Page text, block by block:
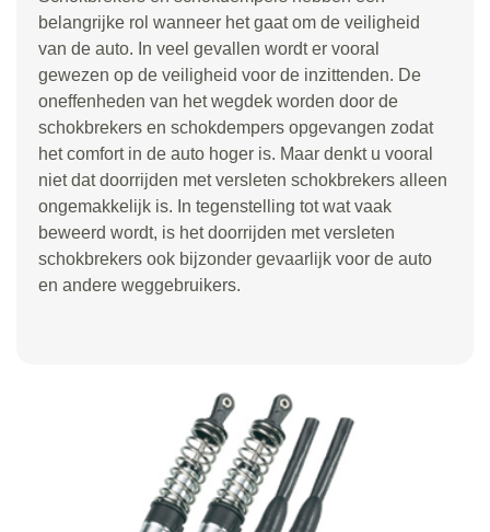
belangrijke rol wanneer het gaat om de veiligheid
van de auto. In veel gevallen wordt er vooral
gewezen op de veiligheid voor de inzittenden. De
oneffenheden van het wegdek worden door de
schokbrekers en schokdempers opgevangen zodat
het comfort in de auto hoger is. Maar denkt u vooral
niet dat doorrijden met versleten schokbrekers alleen
ongemakkelijk is. In tegenstelling tot wat vaak
beweerd wordt, is het doorrijden met versleten
schokbrekers ook bijzonder gevaarlijk voor de auto
en andere weggebruikers.